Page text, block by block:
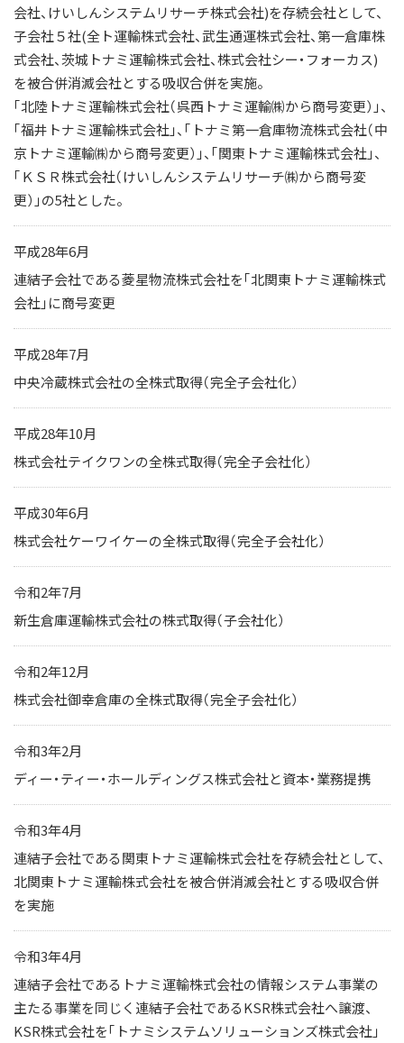
会社、けいしんシステムリサーチ株式会社)を存続会社として、
子会社５社(全ト運輸株式会社、武生通運株式会社、第一倉庫株
式会社、茨城トナミ運輸株式会社、株式会社シー・フォーカス)
を被合併消滅会社とする吸収合併を実施。
「北陸トナミ運輸株式会社（呉西トナミ運輸㈱から商号変更）」、
「福井トナミ運輸株式会社」、「トナミ第一倉庫物流株式会社（中
京トナミ運輸㈱から商号変更）」、「関東トナミ運輸株式会社」、
「ＫＳＲ株式会社（けいしんシステムリサーチ㈱から商号変
更）」の5社とした。
平成28年6月
連結子会社である菱星物流株式会社を「北関東トナミ運輸株式
会社」に商号変更
平成28年7月
中央冷蔵株式会社の全株式取得（完全子会社化）
平成28年10月
株式会社テイクワンの全株式取得（完全子会社化）
平成30年6月
株式会社ケーワイケーの全株式取得（完全子会社化）
令和2年7月
新生倉庫運輸株式会社の株式取得（子会社化）
令和2年12月
株式会社御幸倉庫の全株式取得（完全子会社化）
令和3年2月
ディー・ティー・ホールディングス株式会社と資本・業務提携
令和3年4月
連結子会社である関東トナミ運輸株式会社を存続会社として、
北関東トナミ運輸株式会社を被合併消滅会社とする吸収合併
を実施
令和3年4月
連結子会社であるトナミ運輸株式会社の情報システム事業の
主たる事業を同じく連結子会社であるKSR株式会社へ譲渡、
KSR株式会社を「トナミシステムソリューションズ株式会社」